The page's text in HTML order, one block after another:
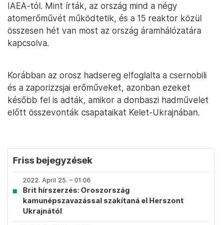
IAEA-tól. Mint írták, az ország mind a négy
atomerőművét működtetik, és a 15 reaktor közül
összesen hét van most az ország áramhálózatára
kapcsolva.
Korábban az orosz hadsereg elfoglalta a csernobili
és a zaporizzsjai erőműveket, azonban ezeket
később fel is adták, amikor a donbaszi hadművelet
előtt összevonták csapataikat Kelet-Ukrajnában.
Friss bejegyzések
2022. April 25. – 01:06
Brit hírszerzés: Oroszország
kamunépszavazással szakítaná el Herszont
Ukrajnától